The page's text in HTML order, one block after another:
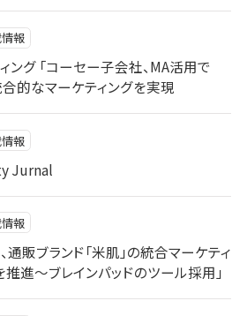
情報
ング 「コーセー子会社、MA活用で
的なマーケティングを実現
情報
Jurnal
情報
販ブランド「米肌」の統合マーケティ
推進～ブレインパッドのツール採用」